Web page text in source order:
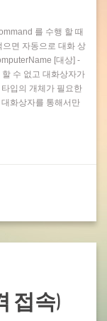
를 수행 할 때
면 자동으로 대화 상
[대상] -
수 없고 대화상자가
입의 개체가 필요한
화상자를 통해서만
접속)